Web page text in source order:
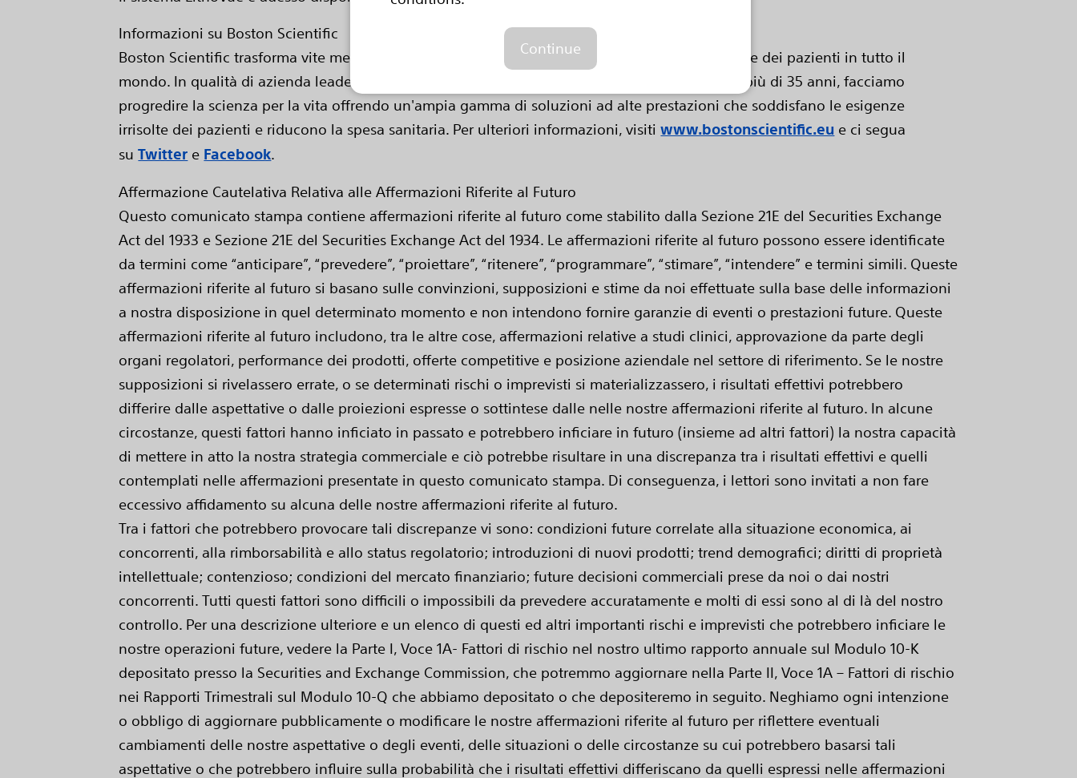
Continue
Informazioni su Boston Scientific
Boston Scientific trasforma vite mediante soluzioni mediche innovative che migliorano la salute dei pazienti in tutto il
mondo. In qualità di azienda leader a livello mondiale nel settore della tecnologia medica da più di 35 anni, facciamo
progredire la scienza per la vita offrendo un'ampia gamma di soluzioni ad alte prestazioni che soddisfano le esigenze
irrisolte dei pazienti e riducono la spesa sanitaria. Per ulteriori informazioni, visitiwww.bostonscientific.eu e ci segua
suTwitter e Facebook.
Affermazione Cautelativa Relativa alle Affermazioni Riferite al Futuro
Questo comunicato stampa contiene affermazioni riferite al futuro come stabilito dalla Sezione 21E del Securities Exchange
Act del 1933 e Sezione 21E del Securities Exchange Act del 1934. Le affermazioni riferite al futuro possono essere identificate
da termini come “anticipare”, “prevedere”, “proiettare”, “ritenere”, “programmare”, “stimare”, “intendere” e termini simili. Queste
affermazioni riferite al futuro si basano sulle convinzioni, supposizioni e stime da noi effettuate sulla base delle informazioni
a nostra disposizione in quel determinato momento e non intendono fornire garanzie di eventi o prestazioni future. Queste
affermazioni riferite al futuro includono, tra le altre cose, affermazioni relative a studi clinici, approvazione da parte degli
organi regolatori, performance dei prodotti, offerte competitive e posizione aziendale nel settore di riferimento. Se le nostre
supposizioni si rivelassero errate, o se determinati rischi o imprevisti si materializzassero, i risultati effettivi potrebbero
differire dalle aspettative o dalle proiezioni espresse o sottintese dalle nelle nostre affermazioni riferite al futuro. In alcune
circostanze, questi fattori hanno inficiato in passato e potrebbero inficiare in futuro (insieme ad altri fattori) la nostra capacità
di mettere in atto la nostra strategia commerciale e ciò potrebbe risultare in una discrepanza tra i risultati effettivi e quelli
contemplati nelle affermazioni presentate in questo comunicato stampa. Di conseguenza, i lettori sono invitati a non fare
eccessivo affidamento su alcuna delle nostre affermazioni riferite al futuro.
Tra i fattori che potrebbero provocare tali discrepanze vi sono: condizioni future correlate alla situazione economica, ai
concorrenti, alla rimborsabilità e allo status regolatorio; introduzioni di nuovi prodotti; trend demografici; diritti di proprietà
intellettuale; contenzioso; condizioni del mercato finanziario; future decisioni commerciali prese da noi o dai nostri
concorrenti. Tutti questi fattori sono difficili o impossibili da prevedere accuratamente e molti di essi sono al di là del nostro
controllo. Per una descrizione ulteriore e un elenco di questi ed altri importanti rischi e imprevisti che potrebbero inficiare le
nostre operazioni future, vedere la Parte I, Voce 1A- Fattori di rischio nel nostro ultimo rapporto annuale sul Modulo 10-K
depositato presso la Securities and Exchange Commission, che potremmo aggiornare nella Parte II, Voce 1A – Fattori di rischio
nei Rapporti Trimestrali sul Modulo 10-Q che abbiamo depositato o che depositeremo in seguito. Neghiamo ogni intenzione
o obbligo di aggiornare pubblicamente o modificare le nostre affermazioni riferite al futuro per riflettere eventuali
cambiamenti delle nostre aspettative o degli eventi, delle situazioni o delle circostanze su cui potrebbero basarsi tali
aspettative o che potrebbero influire sulla probabilità che i risultati effettivi differiscano da quelli espressi nelle affermazioni